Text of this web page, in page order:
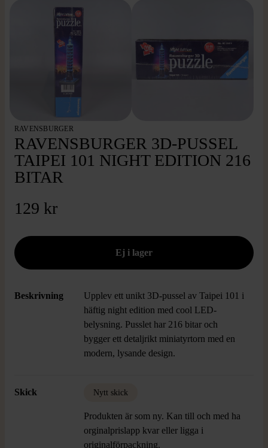
RAVENSBURGER
RAVENSBURGER 3D-PUSSEL
TAIPEI 101 NIGHT EDITION 216
BITAR
129 kr
Beskrivning
Upplev ett unikt 3D-pussel av Taipei 101 i
häftig night edition med cool LED-
belysning. Pusslet har 216 bitar och
bygger ett detaljrikt miniatyrtorn med en
modern, lysande design.
Skick Nytt skick
Produkten är som ny. Kan till och med ha
orginalprislapp kvar eller ligga i
originalförpackning.